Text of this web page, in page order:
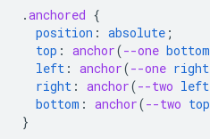
.anchored {
position : absolute ;
top : anchor(--one bottom
left : anchor(--one right
right : anchor(--two left
bottom : anchor(--two top
}